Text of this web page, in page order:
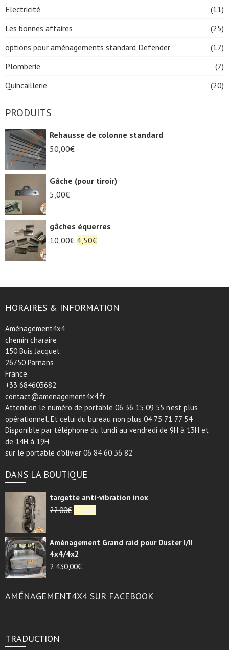
Electricité
(11)
Les bonnes affaires
(25)
options pour aménagements standard Defender
(17)
Plomberie
(7)
Quincaillerie
(20)
PRODUITS
Rehausse de colonne standard
50,00€
Gâche (pour tiroir)
5,00€
gâches équerres
10,00€ Le
10,00€.
4,50€Le
4,50€.
HORAIRES & INFORMATION
Aménagement4x4
chemin charaire
150 Buis Jacquet
26750 Parnans
France
+33 684603682
contact@amenagement4x4.fr
Attention le numéro de portable 06 36 15 09 55 n'est plus
opérationnel. Et celui du bureau non plus 04 75 71 77 54
Disponible par téléphone du lundi au vendredi de 9H à 13H et
de 14H à 19H
sur le portable d'olivier 06 84 60 36 82
DANS LA BOUTIQUE
targette anti-vibration inox
22,00€ Le
était :
22,00€.
12,00€Le
est :
Aménagement Grand raid pour Duster I/II
4x4/4x2
2 430,00€
AMÉNAGEMENT4X4 SUR FACEBOOK
TRADUCTION